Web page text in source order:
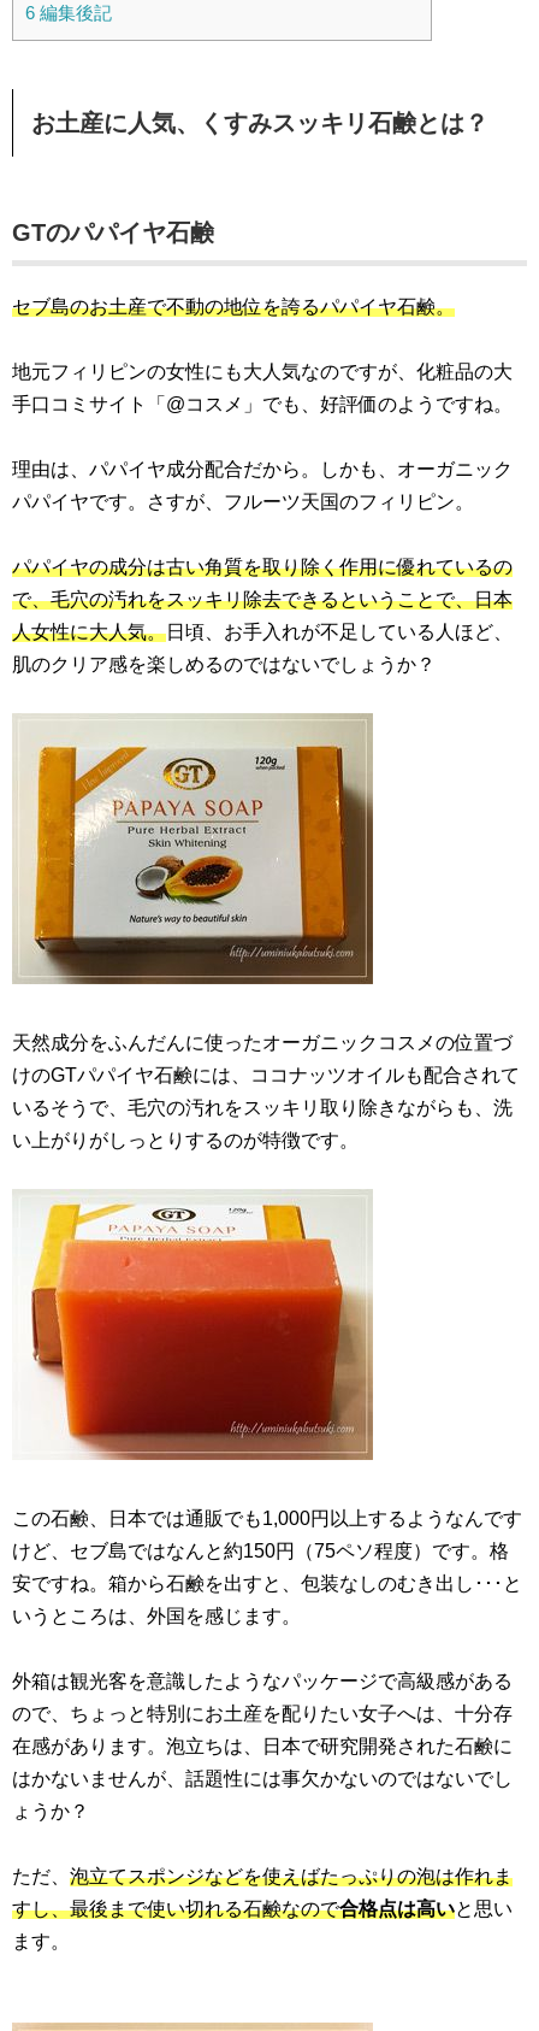
6 編集後記
お土産に人気、くすみスッキリ石鹸とは？
GTのパパイヤ石鹸
セブ島のお土産で不動の地位を誇るパパイヤ石鹸。
地元フィリピンの女性にも大人気なのですが、化粧品の大
手口コミサイト「@コスメ」でも、好評価のようですね。
理由は、パパイヤ成分配合だから。しかも、オーガニック
パパイヤです。さすが、フルーツ天国のフィリピン。
パパイヤの成分は古い角質を取り除く作用に優れているの
で、毛穴の汚れをスッキリ除去できるということで、日本
人女性に大人気。日頃、お手入れが不足している人ほど、
肌のクリア感を楽しめるのではないでしょうか？
天然成分をふんだんに使ったオーガニックコスメの位置づ
けのGTパパイヤ石鹸には、ココナッツオイルも配合されて
いるそうで、毛穴の汚れをスッキリ取り除きながらも、洗
い上がりがしっとりするのが特徴です。
この石鹸、日本では通販でも1,000円以上するようなんです
けど、セブ島ではなんと約150円（75ペソ程度）です。格
安ですね。箱から石鹸を出すと、包装なしのむき出し･･･と
いうところは、外国を感じます。
外箱は観光客を意識したようなパッケージで高級感がある
ので、ちょっと特別にお土産を配りたい女子へは、十分存
在感があります。泡立ちは、日本で研究開発された石鹸に
はかないませんが、話題性には事欠かないのではないでし
ょうか？
ただ、 泡立てスポンジなどを使えばたっぷりの泡は作れま
すし、最後まで使い切れる石鹸なので合格点は高いと思い
ます。